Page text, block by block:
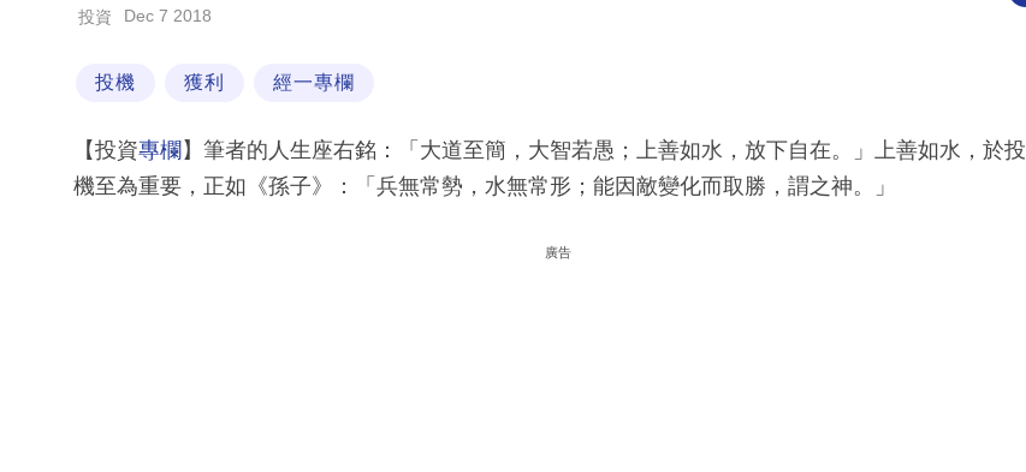
投資 Dec 7 2018
投機 獲利 經一專欄
【投資專欄 】筆者的人生座右銘：「大道至簡，大智若愚；上善如水，放下自在。」上善如水，於投
機至為重要，正如《孫子》：「兵無常勢，水無常形；能因敵變化而取勝，謂之神。」
廣告